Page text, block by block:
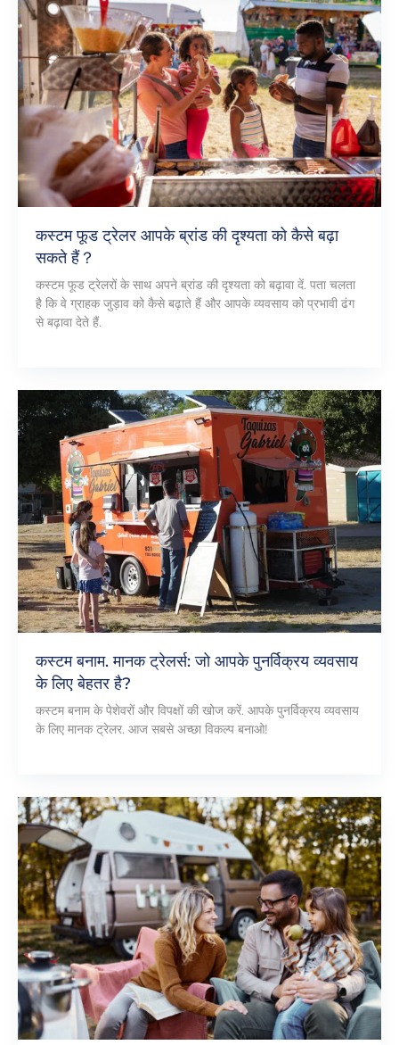
कस्टम फूड ट्रेलर आपके ब्रांड की दृश्यता को कैसे बढ़ा
सकते हैं？
कस्टम फूड ट्रेलरों के साथ अपने ब्रांड की दृश्यता को बढ़ावा दें. पता चलता
है कि वे ग्राहक जुड़ाव को कैसे बढ़ाते हैं और आपके व्यवसाय को प्रभावी ढंग
से बढ़ावा देते हैं.
कस्टम बनाम. मानक ट्रेलर्स: जो आपके पुनर्विक्रय व्यवसाय
के लिए बेहतर है?
कस्टम बनाम के पेशेवरों और विपक्षों की खोज करें. आपके पुनर्विक्रय व्यवसाय
के लिए मानक ट्रेलर. आज सबसे अच्छा विकल्प बनाओ!